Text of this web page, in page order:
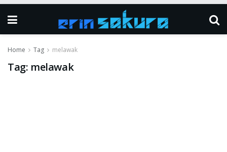
Home Tag melawak
Tag: melawak